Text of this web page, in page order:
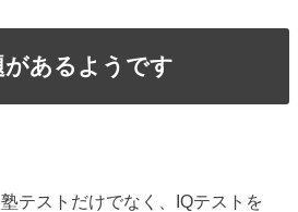
あるようです
テストだけでなく、IQテストを